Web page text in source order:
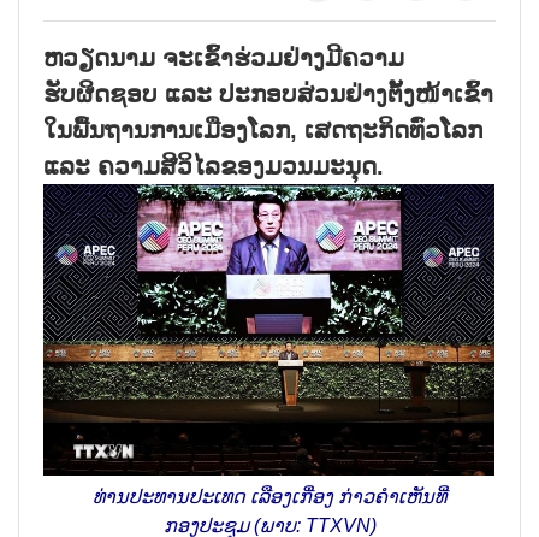
ຫວຽດນາມ ຈະເຂົ້າຮ່ວມຢ່າງມີຄວາມ
ຮັບຜິດຊອບ ແລະ ປະກອບສ່ວນຢ່າງຕັ້ງໜ້າເຂົ້າ
ໃນພື້ນຖານການເມືອງໂລກ, ເສດຖະກິດທົ່ວໂລກ
ແລະ ຄວາມສີວິໄລຂອງມວນມະນຸດ.
ທ່ານປະທານປະເທດ ເລືອງເກື່ອງ ກ່າວຄຳເຫັນທີ່
ກອງປະຊຸມ (ພາບ: TTXVN)